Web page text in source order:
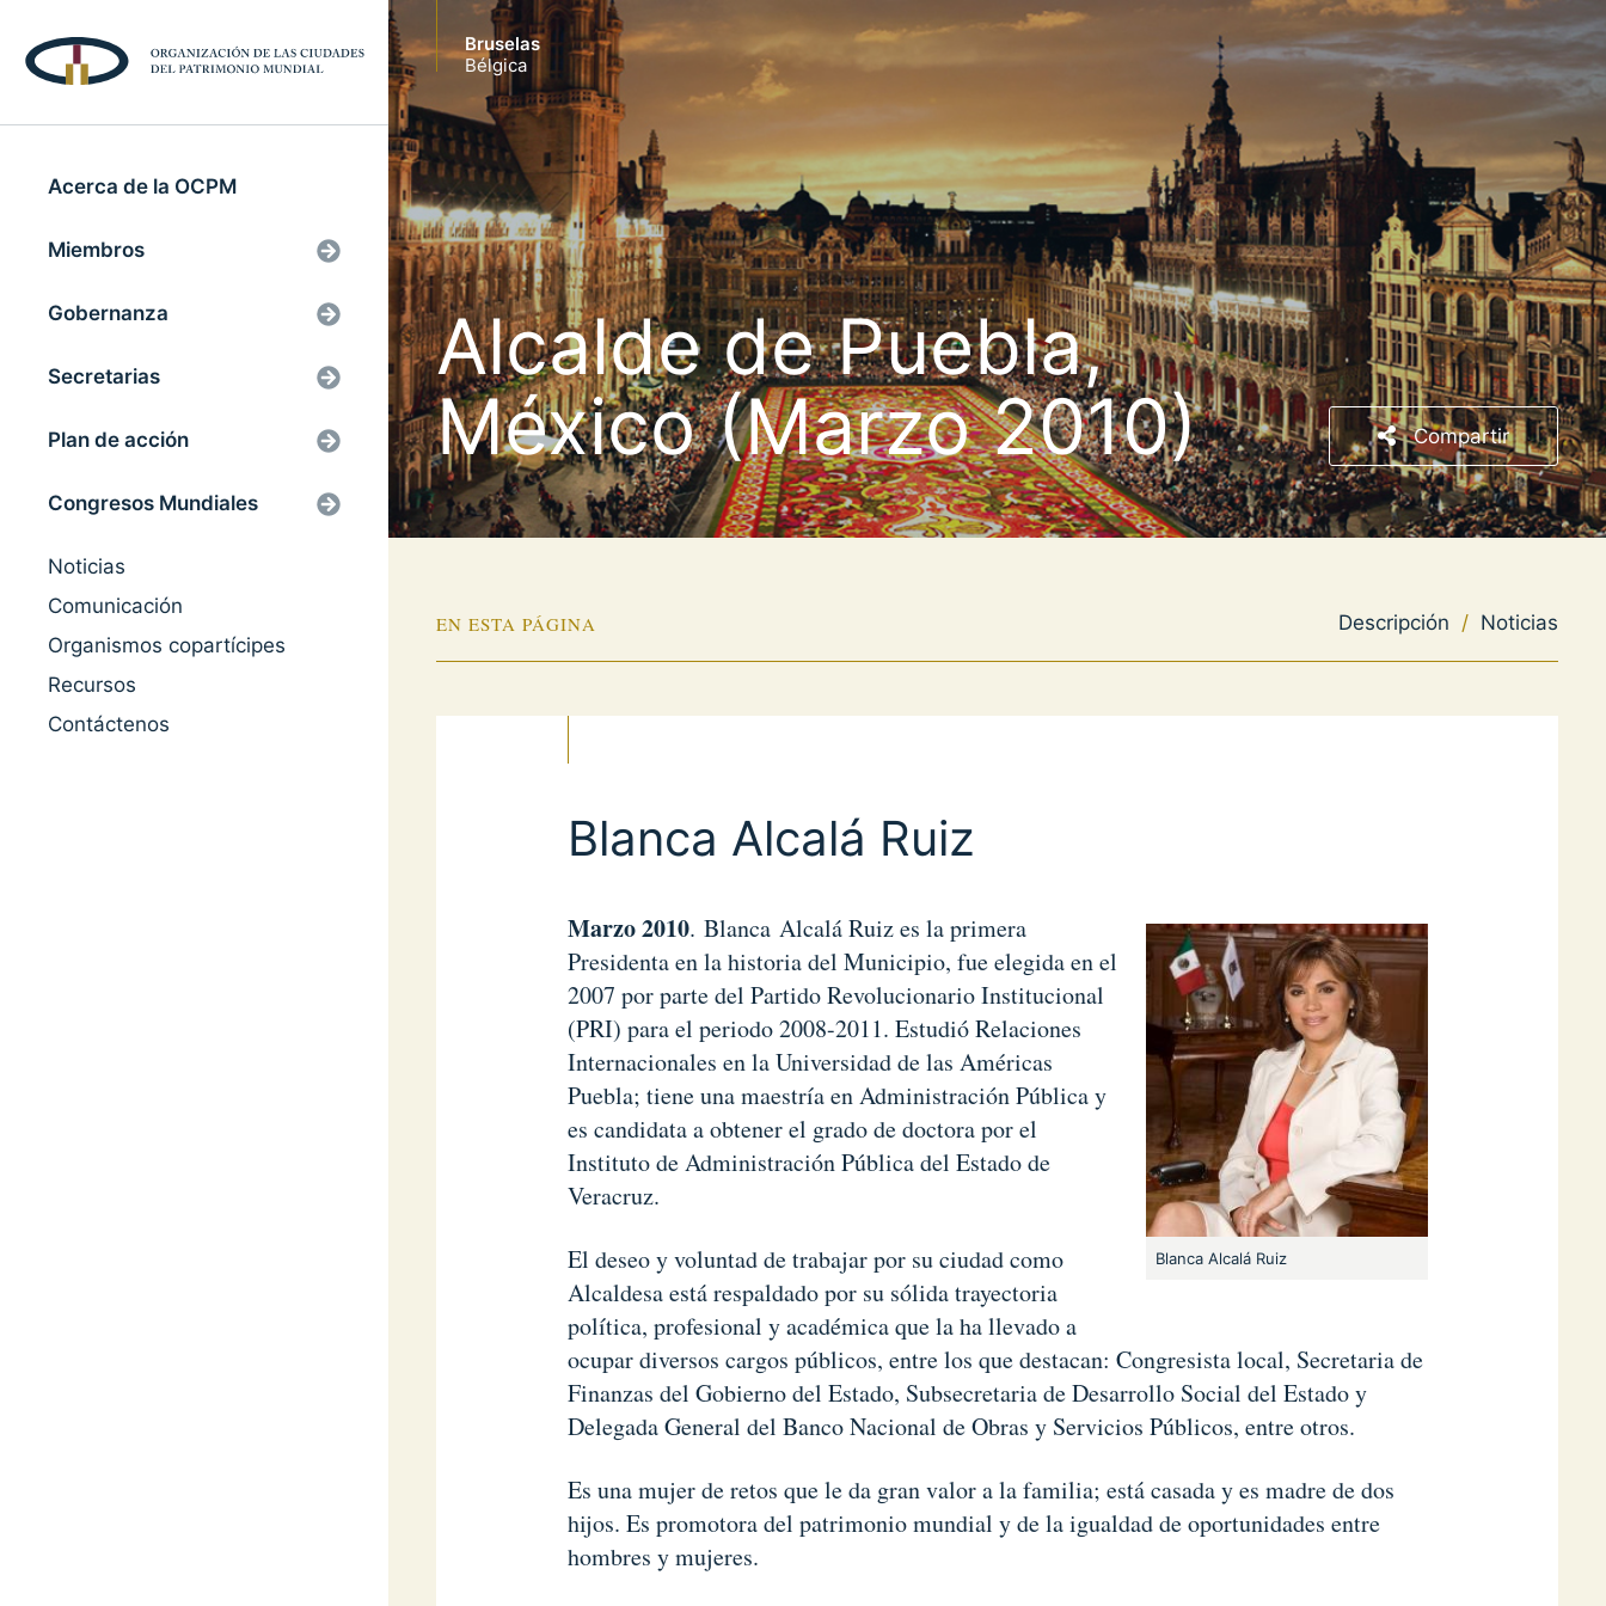
Acerca de la OCPM
Miembros
Gobernanza
Secretarias
Plan de acción
Congresos Mundiales
Noticias
Comunicación
Organismos copartícipes
Recursos
Contáctenos
Bruselas
Bélgica
Alcalde de Puebla,
México (Marzo 2010)
Compartir
EN ESTA PÁGINA Descripción / Noticias
Blanca Alcalá Ruiz
Blanca Alcalá Ruiz
Marzo 2010. Blanca Alcalá Ruiz es la primera
Presidenta en la historia del Municipio, fue elegida en el
2007 por parte del Partido Revolucionario Institucional
(PRI) para el periodo 2008-2011. Estudió Relaciones
Internacionales en la Universidad de las Américas
Puebla; tiene una maestría en Administración Pública y
es candidata a obtener el grado de doctora por el
Instituto de Administración Pública del Estado de
Veracruz.
El deseo y voluntad de trabajar por su ciudad como
Alcaldesa está respaldado por su sólida trayectoria
política, profesional y académica que la ha llevado a
ocupar diversos cargos públicos, entre los que destacan: Congresista local, Secretaria de
Finanzas del Gobierno del Estado, Subsecretaria de Desarrollo Social del Estado y
Delegada General del Banco Nacional de Obras y Servicios Públicos, entre otros.
Es una mujer de retos que le da gran valor a la familia; está casada y es madre de dos
hijos. Es promotora del patrimonio mundial y de la igualdad de oportunidades entre
hombres y mujeres.